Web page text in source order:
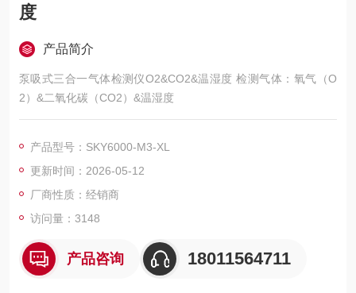
度
产品简介
泵吸式三合一气体检测仪O2&CO2&温湿度 检测气体：氧气（O
2）&二氧化碳（CO2）&温湿度
产品型号：SKY6000-M3-XL
更新时间：2026-05-12
厂商性质：经销商
访问量：3148
产品咨询 18011564711